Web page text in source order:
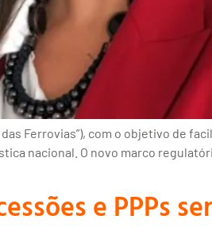
Ferrovias”), com o objetivo de
nacional. O novo marco
e PPPs